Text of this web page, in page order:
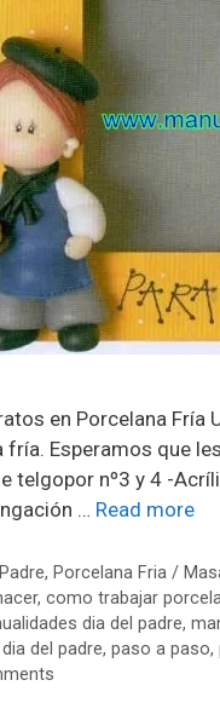
en Porcelana Fría
fría. Esperamos que
telgopor nº3 y 4 -
… Read more
, Porcelana Fria /
, como trabajar
dia del padre,
del padre, paso a paso,